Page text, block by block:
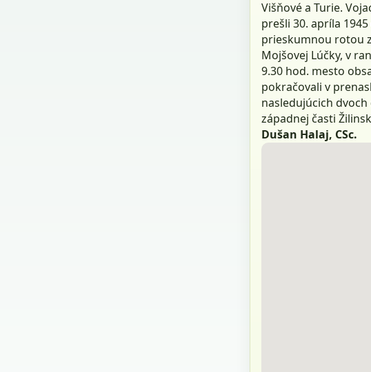
Višňové a Turie.
prešli 30. apríla
prieskumnou rotou
Mojšovej Lúčky, v
9.30 hod. mesto
pokračovali v
nasledujúcich
západnej časti
Dušan Halaj, CSc.